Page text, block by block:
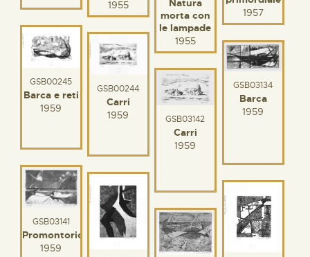
1955
Natura
morta con
le lampade
1955
1957
GSB00245
Barca e reti
1959
GSB00244
Carri
1959
GSB03134
Barca
1959
GSB03142
Carri
1959
GSB03141
Promontorio
1959